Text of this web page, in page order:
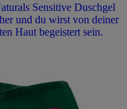
Sensitive Duschgel
und du wirst von deiner
Haut begeistert sein.